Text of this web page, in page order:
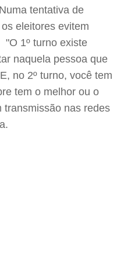
tentativa de
eleitores evitem
1º turno existe
naquela pessoa que
no 2º turno, você tem
tem o melhor ou o
transmissão nas redes